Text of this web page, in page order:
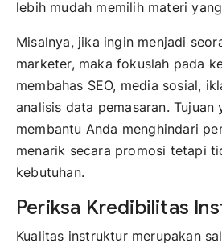
lebih mudah memilih materi
Misalnya, jika ingin menjadi
marketer, maka fokuslah pada
membahas SEO, media sosial,
analisis data pemasaran. Tujuan
membantu Anda menghindari
menarik secara promosi tetapi
kebutuhan.
Periksa Kredibilitas
Kualitas instruktur merupakan